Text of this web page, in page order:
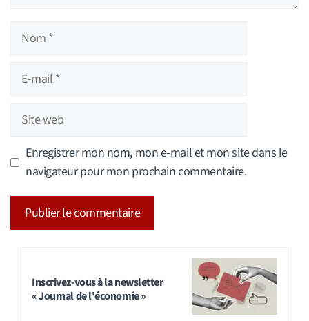
Nom
Site
web
Enregistrer mon nom, mon e-mail et mon site dans le
navigateur pour mon prochain commentaire.
Inscrivez-vous à la newsletter
« Journal de l'économie »